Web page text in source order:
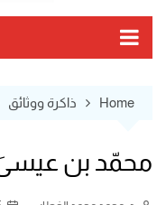
Home ذاكرة ووثائق
محمّد بن